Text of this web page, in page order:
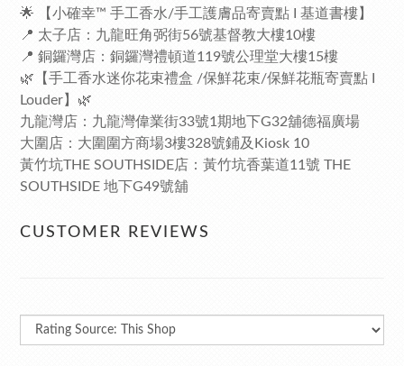
🌟 【小確幸™ 手工香水/手工護膚品寄賣點 I 基道書樓】
📍 太子店：九龍旺角弼街56號基督教大樓10樓
📍 銅鑼灣店：銅鑼灣禮頓道119號公理堂大樓15樓
🌿【手工香水迷你花束禮盒 /保鮮花束/保鮮花瓶寄賣點 I
Louder】🌿
九龍灣店：九龍灣偉業街33號1期地下G32舖德福廣場
大圍店：大圍圍方商場3樓328號鋪及Kiosk 10
黃竹坑THE SOUTHSIDE店：黃竹坑香葉道11號 THE
SOUTHSIDE 地下G49號舖
CUSTOMER REVIEWS